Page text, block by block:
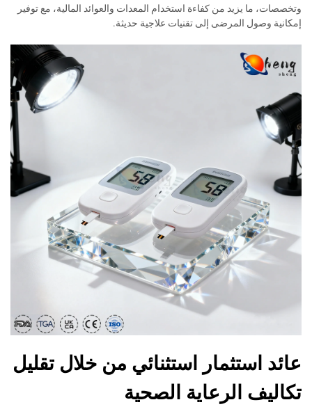
وتخصصات، ما يزيد من كفاءة استخدام المعدات والعوائد المالية، مع توفير
إمكانية وصول المرضى إلى تقنيات علاجية حديثة.
عائد استثمار استثنائي من خلال تقليل
تكاليف الرعاية الصحية